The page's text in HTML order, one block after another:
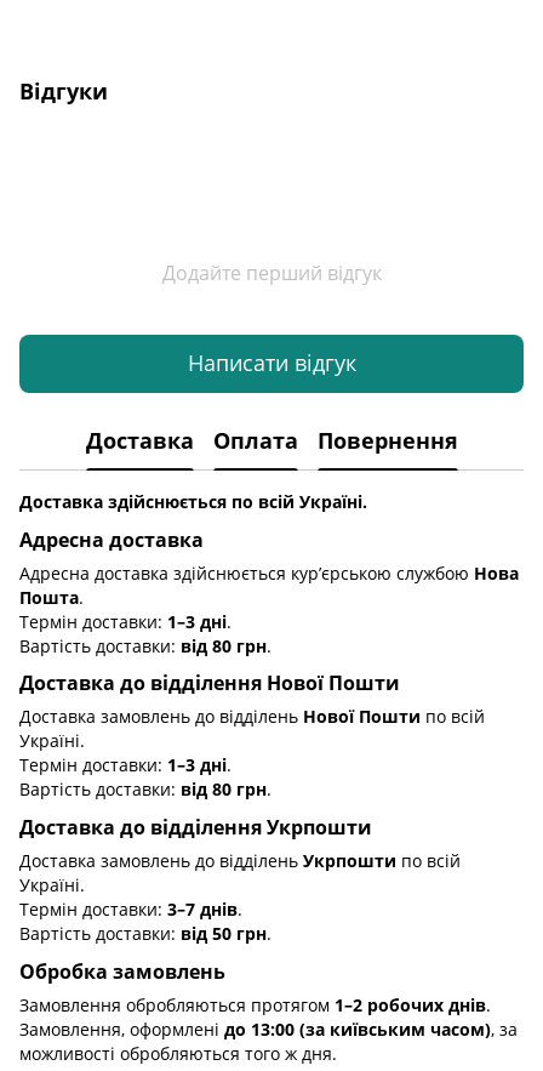
Відгуки
Додайте перший відгук
Написати відгук
Доставка Оплата Повернення
Доставка здійснюється по всій Україні.
Адресна доставка
Адресна доставка здійснюється кур’єрською службою Нова
Пошта.
Термін доставки: 1–3 дні.
Вартість доставки: від 80 грн.
Доставка до відділення Нової Пошти
Доставка замовлень до відділень Нової Пошти по всій
Україні.
Термін доставки: 1–3 дні.
Вартість доставки: від 80 грн.
Доставка до відділення Укрпошти
Доставка замовлень до відділень Укрпошти по всій
Україні.
Термін доставки: 3–7 днів.
Вартість доставки: від 50 грн.
Обробка замовлень
Замовлення обробляються протягом 1–2 робочих днів.
Замовлення, оформлені до 13:00 (за київським часом), за
можливості обробляються того ж дня.